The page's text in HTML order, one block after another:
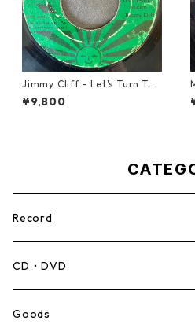
Jimmy Cliff - Let's Turn The
Table【7-21999】
¥9,800
Record
Mento,Calypso,Ballad
Ska
CD・DVD
Goods